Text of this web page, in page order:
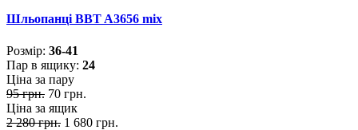
Шльопанці BBT A3656 mix
Розмiр: 36-41
Пар в ящику: 24
Ціна за пару
95 грн. 70 грн.
Ціна за ящик
2 280 грн. 1 680 грн.